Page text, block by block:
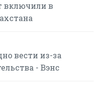
включили в
вести из-за
- Вэнс